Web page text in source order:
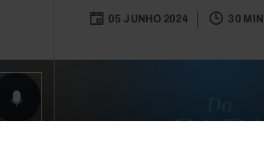
05 JUNHO 2024 30 MIN